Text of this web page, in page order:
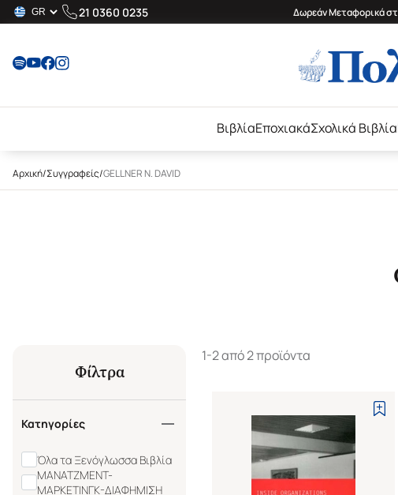
21 0360 0235 Δωρεάν Μεταφορικά
ΒιβλίαΕποχιακάΣχολικά Βιβλία
Αρχική/Συγγραφείς/GELLNER N. DAVID
Φίλτρα
Κατηγορίες
Όλα τα Ξενόγλωσσα Βιβλία
ΜΑΝΑΤΖΜΕΝΤ-
ΜΑΡΚΕΤΙΝΓΚ-ΔΙΑΦΗΜΙΣΗ
1-2 από 2 προϊόντα